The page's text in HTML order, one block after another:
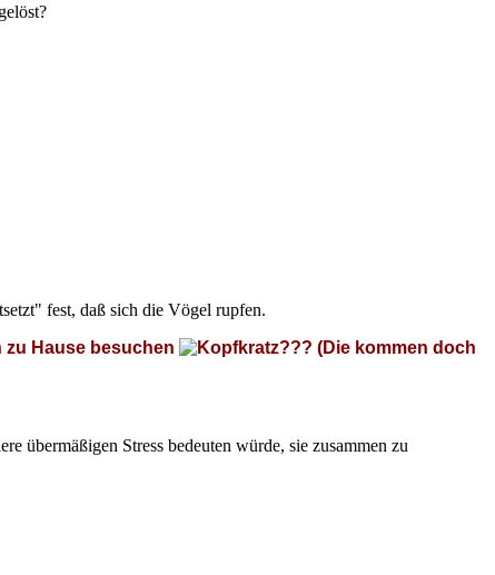
fest, daß sich die Vögel rupfen.
zu Hause besuchen
??? (Die kommen doch
übermäßigen Stress bedeuten würde, sie zusammen zu